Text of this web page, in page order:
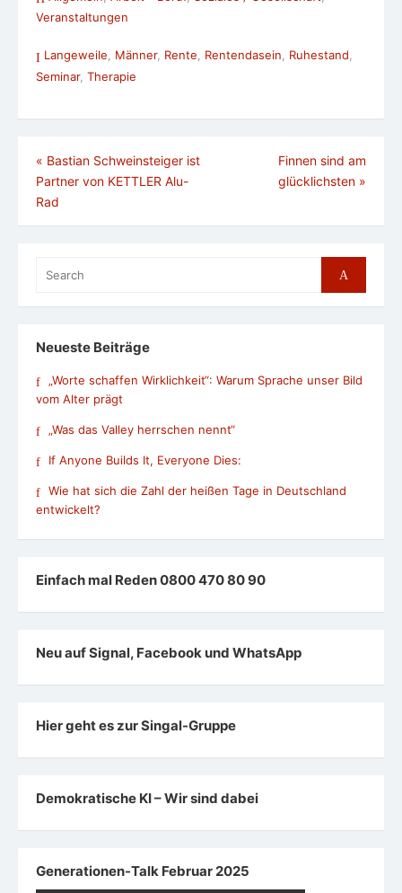
Veranstaltungen
Langeweile, Männer, Rente, Rentendasein, Ruhestand,
Seminar, Therapie
Beitragsnavigation
« Bastian Schweinsteiger ist
Partner von KETTLER Alu-
Rad
Finnen sind am
glücklichsten »
for:
Search
Neueste Beiträge
„Worte schaffen Wirklichkeit“: Warum Sprache unser Bild
vom Alter prägt
„Was das Valley herrschen nennt“
If Anyone Builds It, Everyone Dies:
Wie hat sich die Zahl der heißen Tage in Deutschland
entwickelt?
Einfach mal Reden 0800 470 80 90
Neu auf Signal, Facebook und WhatsApp
Hier geht es zur Singal-Gruppe
Demokratische KI – Wir sind dabei
Generationen-Talk Februar 2025